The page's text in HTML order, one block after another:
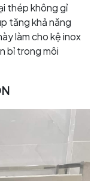
thép không gỉ
tăng khả năng
làm cho kệ inox
bỉ trong môi